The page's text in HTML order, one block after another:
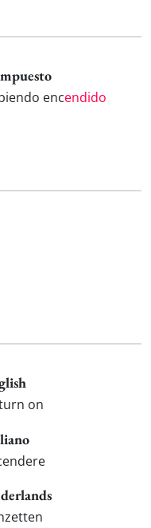
encendido
on